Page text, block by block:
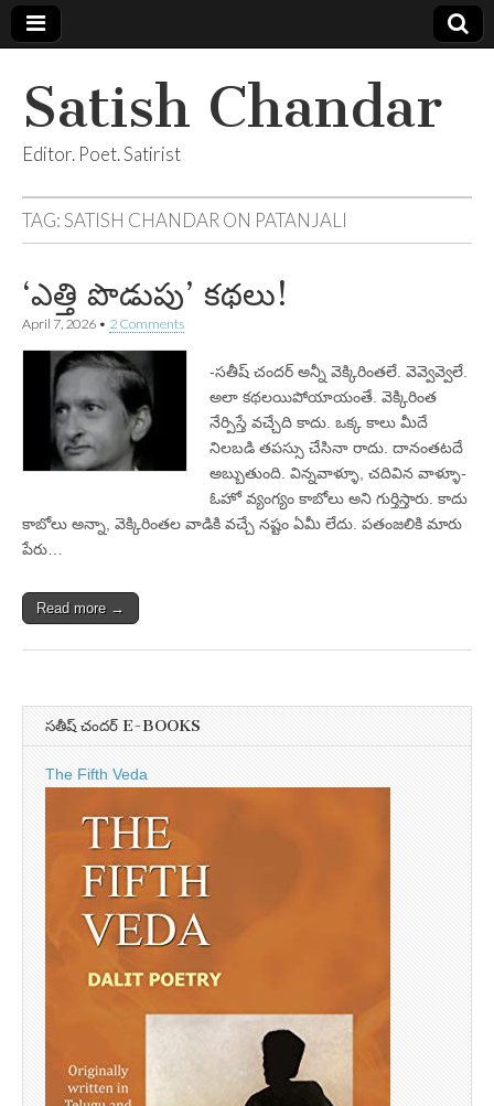
Satish Chandar
Editor. Poet. Satirist
TAG:SATISH CHANDAR ON PATANJALI
‘ఎత్తి పొడుపు’ కథలు!
April 7, 2026 • 2 Comments
-సతీష్ చందర్ అన్నీ వెక్కిరింతలే. వెవ్వెవ్వెలే.
అలా కథలయిపోయాయంతే. వెక్కిరింత
నేర్పిస్తే వచ్చేది కాదు. ఒక్క కాలు మీదే
నిలబడి తపస్సు చేసినా రాదు. దానంతటదే
అబ్బుతుంది. విన్నవాళ్ళూ, చదివిన వాళ్ళూ-
ఓహో వ్యంగ్యం కాబోలు అని గుర్తిస్తారు. కాదు
కాబోలు అన్నా, వెక్కిరింతల వాడికి వచ్చే నష్టం ఏమీ లేదు. పతంజలికి మారు
పేరు…
Read more →
సతీష్ చందర్ E-BOOKS
The Fifth Veda